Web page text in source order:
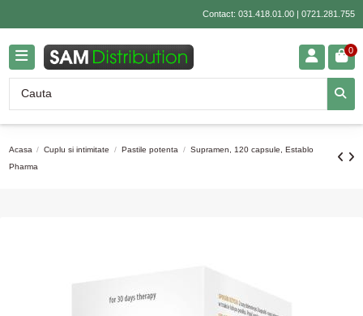
Contact: 031.418.01.00| 0721.281.755
0
Acasa Cuplu si intimitate Pastile potenta
Supramen, 120 capsule, Establo
Pharma